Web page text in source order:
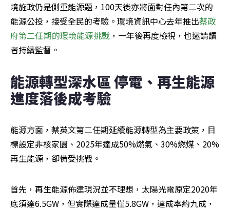
境施政仍是側重能源題，100天後亦將面對任內第二次的
能源公投，接受全民的考驗。環境資訊中心去年推出蔡政
府第二任期的環境能源挑戰，一年後再度檢視，也邀請讀
者持續監督。
能源轉型深水區 停電、再生能源
進度落後成考驗
能源方面，蔡英文第二任期延續能源轉型為主要政策，目
標設定非核家園、2025年達成50%燃氣、30%燃煤、20%
再生能源，卻備受挑戰。
首先，再生能源佈建現況並不理想，太陽光電原定2020年
底須達6.5GW，但實際達成量僅5.8GW，達成率約九成，